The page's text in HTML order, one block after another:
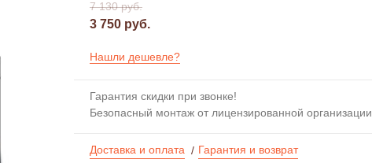
7 130 руб.
3 750 руб.
Нашли дешевле?
Гарантия скидки при звонке!
Безопасный монтаж от лицензированной организации
Доставка и оплата / Гарантия и возврат